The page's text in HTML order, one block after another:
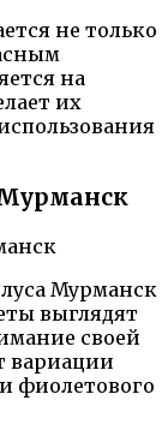
не только
на
их
Мурманск
Мурманск
выглядят
своей
вариации
фиолетового